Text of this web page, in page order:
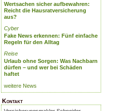
Wertsachen sicher aufbewahren:
Reicht die Hausratversicherung
aus?
Cyber
Fake News erkennen: Fünf einfache
Regeln für den Alltag
Reise
Urlaub ohne Sorgen: Was Nachbarn
dürfen – und wer bei Schäden
haftet
weitere News
Kontakt